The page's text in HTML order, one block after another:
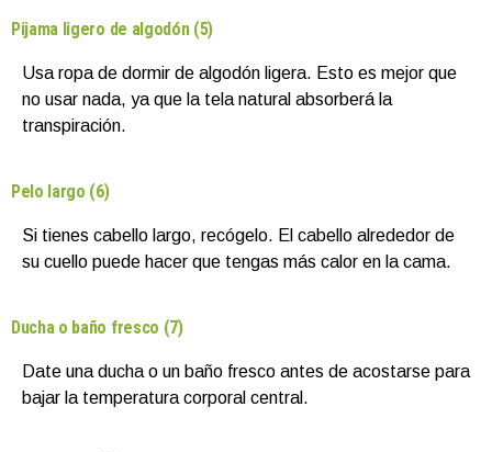
Pijama ligero de algodón (5)
Usa ropa de dormir de algodón ligera. Esto es mejor que
no usar nada, ya que la tela natural absorberá la
transpiración.
Pelo largo (6)
Si tienes cabello largo, recógelo. El cabello alrededor de
su cuello puede hacer que tengas más calor en la cama.
Ducha o baño fresco (7)
Date una ducha o un baño fresco antes de acostarse para
bajar la temperatura corporal central.